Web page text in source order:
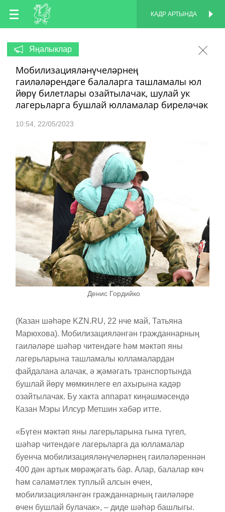
TT
EN
КАДР АРТЫНДА
Яңалыклар
Мобилизацияләнүчеләрнең
гаиләләрендәге балаларга ташламалы юл
йөрү билетлары озайтылачак, шулай ук
лагерьларга бушлай юлламалар биреләчәк
10:54 22/05/2023
Денис Гордийко
(Казан шәһәре KZN.RU, 22 нче май, Татьяна
Марюхова). Мобилизацияләнгән гражданнарның
гаиләләре шәһәр читендәге һәм мәктәп яны
лагерьларына ташламалы юлламалардан
файдалана алачак, ә җәмәгать транспортында
бушлай йөрү мөмкинлеге ел ахырына кадәр
озайтылачак. Бу хакта аппарат киңәшмәсендә
Казан Мэры Илсур Метшин хәбәр итте.
«Бүген мәктәп яны лагерьларына гына түгел,
шәһәр читендәге лагерьларга да юлламалар
буенча мобилизацияләнүчеләрнең гаиләләреннән
400 дән артык мөрәҗәгать бар. Алар, балалар көч
һәм сәламәтлек туплый алсын өчен,
мобилизацияләнгән гражданнарның гаиләләре
өчен бушлай булачак», – диде шәһәр башлыгы.
КАДР АРТЫНДА